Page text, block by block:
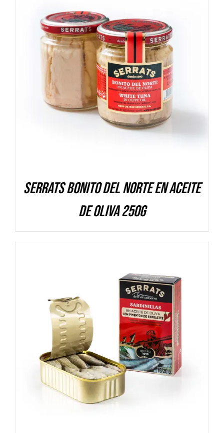
DETALLES
Serrats Bonito del Norte en aceite
de oliva 250g
DETALLES